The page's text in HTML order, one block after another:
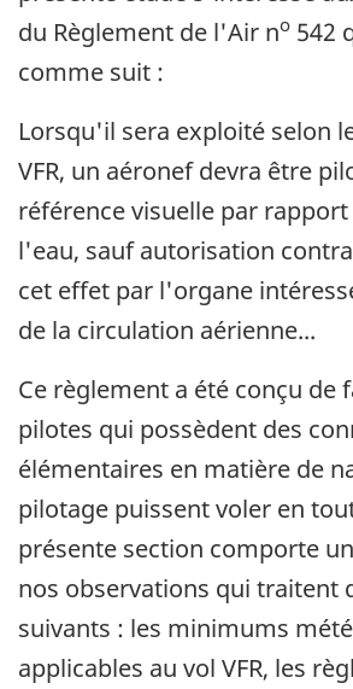
du Règlement de l'Air no 542
comme suit :
Lorsqu'il sera exploité selon
VFR, un aéronef devra être
référence visuelle par rapport
l'eau, sauf autorisation
cet effet par l'organe
de la circulation aérienne...
Ce règlement a été conçu de
pilotes qui possèdent des
élémentaires en matière de
pilotage puissent voler en
présente section comporte
nos observations qui traitent
suivants : les minimums
applicables au vol VFR, les